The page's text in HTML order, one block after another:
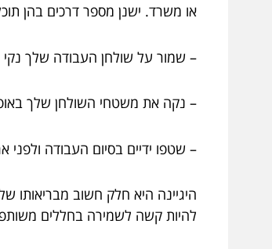
או משרד. ישנן מספר דרכים בהן
– שמור על שולחן העבודה שלך נקי
– נקה את משטחי השולחן שלך
– שטפו ידיים בסיום העבודה
היגיינה היא חלק חשוב
להיות קשה לשמירה בחללים